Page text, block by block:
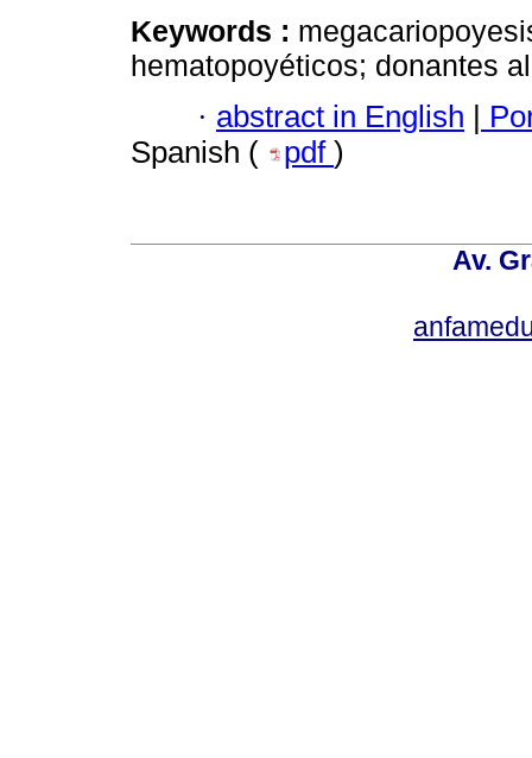
Keywords :
hematopoyéticos; donantes
· abstract in English |
Spanish (
pdf )
Av.